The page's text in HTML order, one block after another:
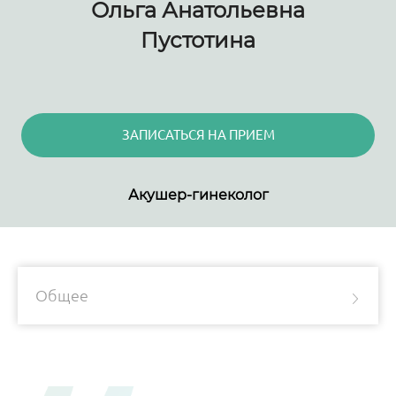
Ольга Анатольевна
Пустотина
ЗАПИСАТЬСЯ НА ПРИЕМ
Акушер-гинеколог
Общее